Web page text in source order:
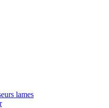
lames